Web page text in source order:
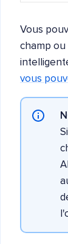
Vous
champ ou
vous